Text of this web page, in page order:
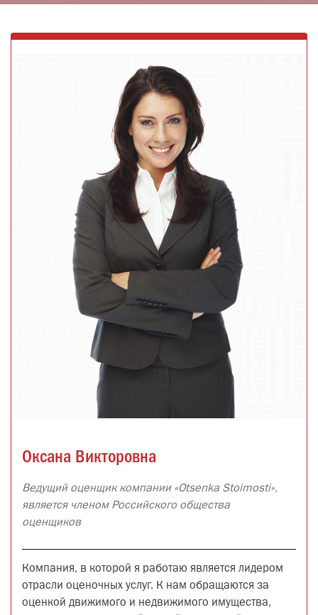
Оксана Викторовна
Ведущий оценщик компании «Otsenka Stoimosti»,
является членом Российского общества
оценщиков
Компания, в которой я работаю является лидером
отрасли оценочных услуг. К нам обращаются за
оценкой движимого и недвижимого имущества,